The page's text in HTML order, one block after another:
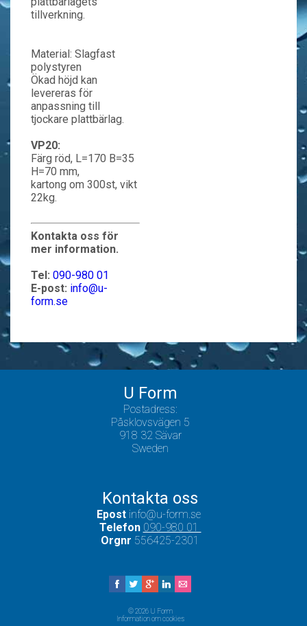
tillverkning.
Material: Slagfast
polystyren
Ökad höjd kan
levereras för
anpassning till
tjockare plattbärlag.
VP20:
Färg röd, L=170 B=35
H=70 mm,
kartong om 300st, vikt
22kg.
Kontakta oss för
mer information.
Tel: 090-980 01
E-post: info@u-
form.se
U Form
Postadress:
Påsklovsvägen 5
918 32 Sävar
Sweden
Kontakta oss
Epost info@u-form.se
Telefon 090-980 01
Orgnr 556425-2301
© 2026 U Form
Information om cookies